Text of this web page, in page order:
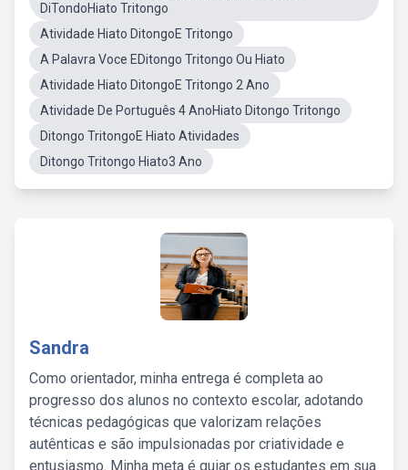
DiTondoHiato Tritongo
Atividade Hiato DitongoE Tritongo
A Palavra Voce EDitongo Tritongo Ou Hiato
Atividade Hiato DitongoE Tritongo 2 Ano
Atividade De Português 4 AnoHiato Ditongo Tritongo
Ditongo TritongoE Hiato Atividades
Ditongo Tritongo Hiato3 Ano
Sandra
Como orientador, minha entrega é completa ao
progresso dos alunos no contexto escolar, adotando
técnicas pedagógicas que valorizam relações
autênticas e são impulsionadas por criatividade e
entusiasmo. Minha meta é guiar os estudantes em sua